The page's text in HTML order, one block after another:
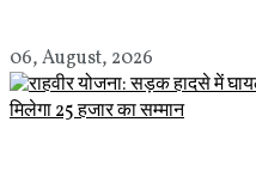
06, August, 2026